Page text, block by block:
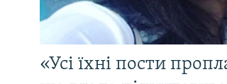
«Усі їхні пости